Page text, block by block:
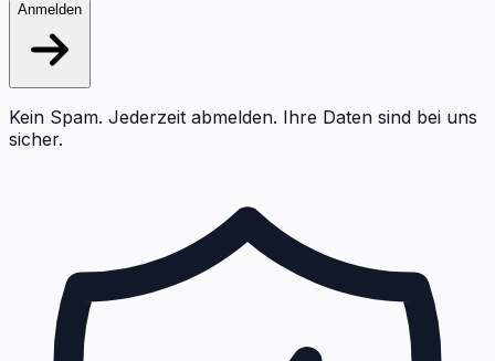
Anmelden
Kein Spam. Jederzeit abmelden. Ihre Daten sind bei uns
sicher.